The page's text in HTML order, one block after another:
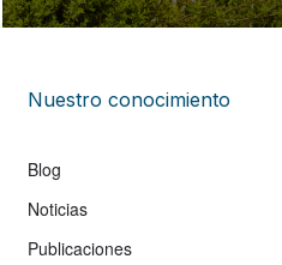
Nuestro conocimiento
Blog
Noticias
Publicaciones